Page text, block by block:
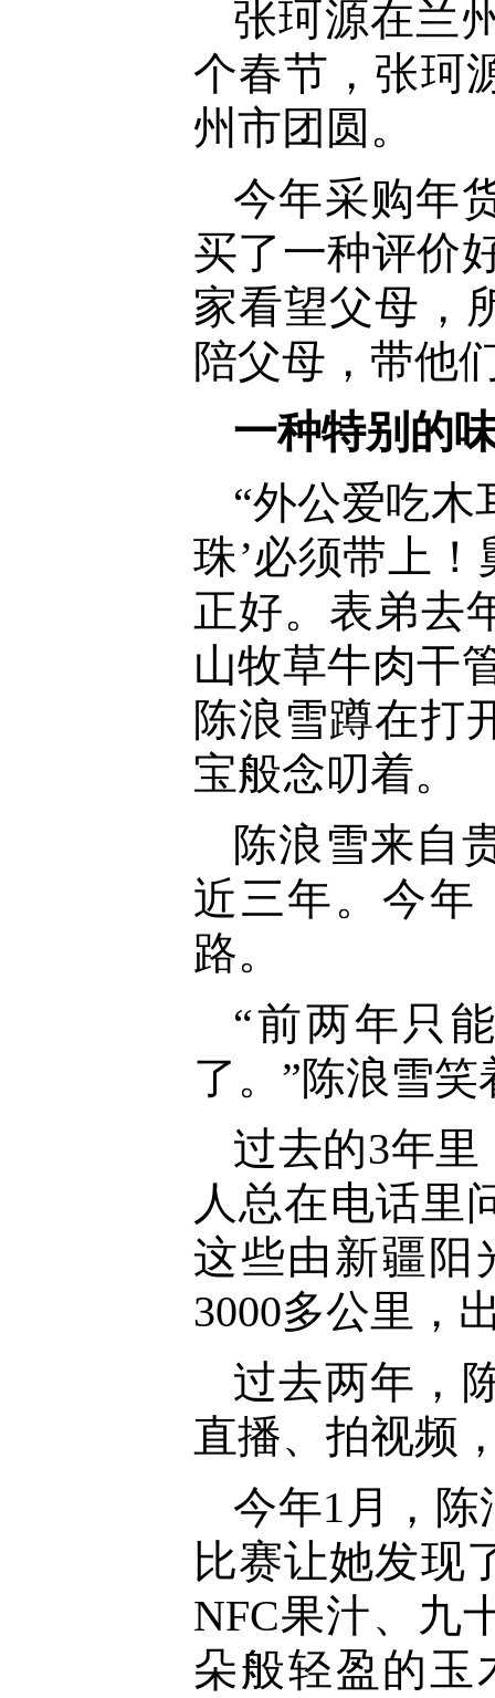
张珂源在兰
个春节，张珂
州市团圆。
今年采购年
买了一种评价
家看望父母，
陪父母，带他
一种特别的
“外公爱吃
珠’必须带上
正好。表弟去
山牧草牛肉干
陈浪雪蹲在打
宝般念叨着。
陈浪雪来自
近三年。今年
路。
“前两年只
了。”陈浪雪
过去的3年
人总在电话里
这些由新疆阳
3000多公里，
过去两年，
直播、拍视频
今年1月，
比赛让她发现
NFC果汁、九
朵般轻盈的